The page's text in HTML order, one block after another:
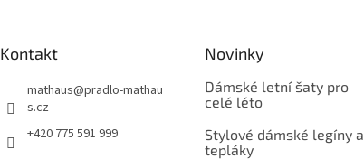
Kontakt
mathaus@pradlo-mathau
s.cz
+420 775 591 999
Novinky
Dámské letní šaty pro
celé léto
Stylové dámské legíny a
tepláky